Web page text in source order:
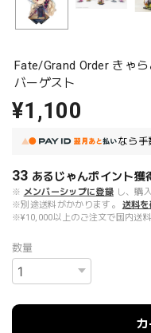
Fate/Grand Order きゃ
バーゲスト
¥1,100
なら 手
33 あるじゃんポイント獲
※ メンバーシップに登録 し、購
※別途送料がかかります。
送料を
※¥10,000以上のご注文で国内送
数量
カ